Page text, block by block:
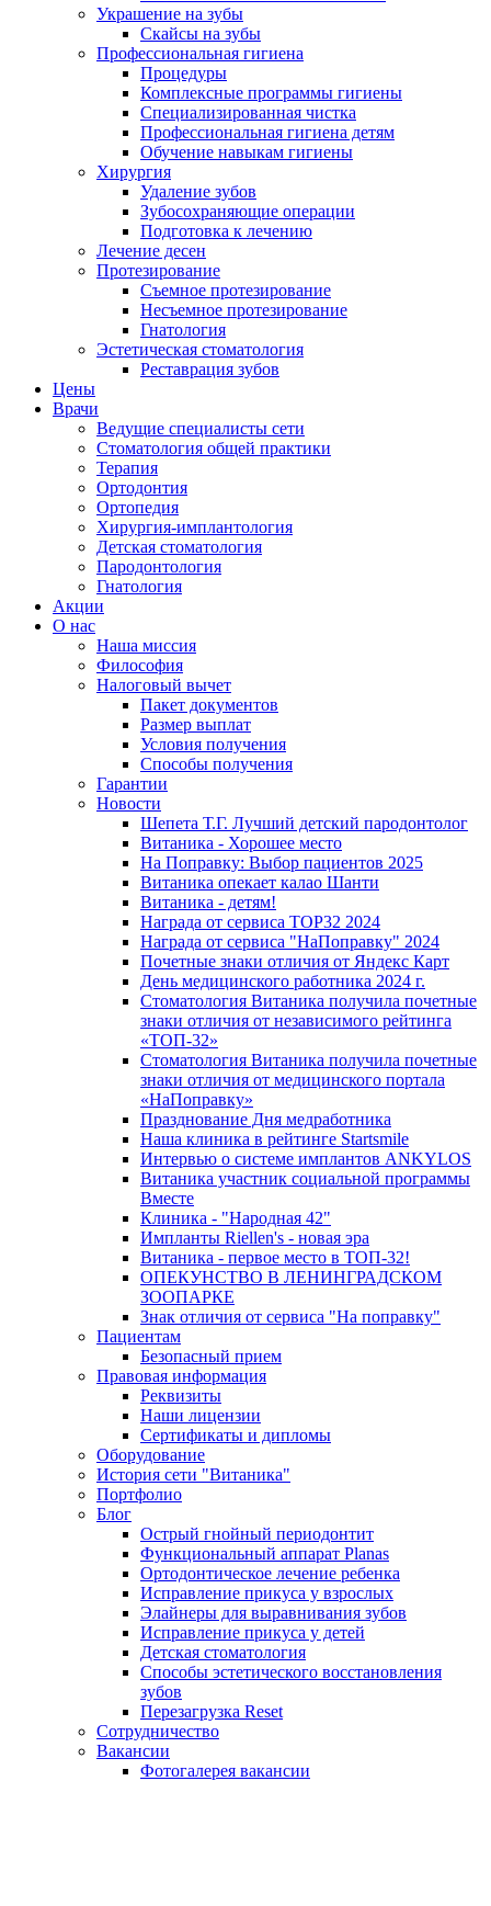
Украшение на зубы
Скайсы на зубы
Профессиональная гигиена
Процедуры
Комплексные программы гигиены
Специализированная чистка
Профессиональная гигиена детям
Обучение навыкам гигиены
Хирургия
Удаление зубов
Зубосохраняющие операции
Подготовка к лечению
Лечение десен
Протезирование
Съемное протезирование
Несъемное протезирование
Гнатология
Эстетическая стоматология
Реставрация зубов
Цены
Врачи
Ведущие специалисты сети
Стоматология общей практики
Терапия
Ортодонтия
Ортопедия
Хирургия-имплантология
Детская стоматология
Пародонтология
Гнатология
Акции
О нас
Наша миссия
Философия
Налоговый вычет
Пакет документов
Размер выплат
Условия получения
Способы получения
Гарантии
Новости
Шепета Т.Г. Лучший детский пародонтолог
Витаника - Хорошее место
На Поправку: Выбор пациентов 2025
Витаника опекает калао Шанти
Витаника - детям!
Награда от сервиса TOP32 2024
Награда от сервиса "НаПоправку" 2024
Почетные знаки отличия от Яндекс Карт
День медицинского работника 2024 г.
Стоматология Витаника получила почетные
знаки отличия от независимого рейтинга
«ТОП-32»
Стоматология Витаника получила почетные
знаки отличия от медицинского портала
«НаПоправку»
Празднование Дня медработника
Наша клиника в рейтинге Startsmile
Интервью о системе имплантов ANKYLOS
Витаника участник социальной программы
Вместе
Клиника - "Народная 42"
Импланты Riellen's - новая эра
Витаника - первое место в ТОП-32!
ОПЕКУНСТВО В ЛЕНИНГРАДСКОМ
ЗООПАРКЕ
Знак отличия от сервиса "На поправку"
Пациентам
Безопасный прием
Правовая информация
Реквизиты
Наши лицензии
Сертификаты и дипломы
Оборудование
История сети "Витаника"
Портфолио
Блог
Острый гнойный периодонтит
Функциональный аппарат Planas
Ортодонтическое лечение ребенка
Исправление прикуса у взрослых
Элайнеры для выравнивания зубов
Исправление прикуса у детей
Детская стоматология
Способы эстетического восстановления
зубов
Перезагрузка Reset
Сотрудничество
Вакансии
Фотогалерея вакансии